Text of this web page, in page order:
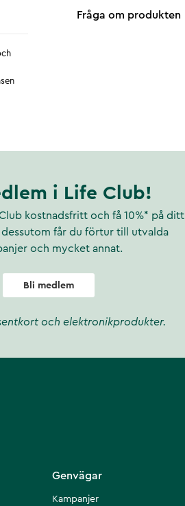
Fråga om produkten
i Life Club!
kostnadsfritt och få 10%* på ditt
dessutom får du förtur till utvalda
och mycket annat.
Bli medlem
och elektronikprodukter.
Genvägar
Kampanjer